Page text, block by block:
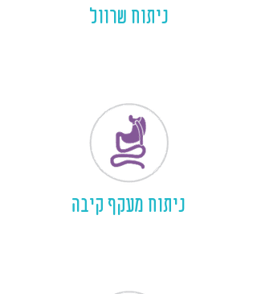
ניתוח שרוול
ניתוח מעקף קיבה